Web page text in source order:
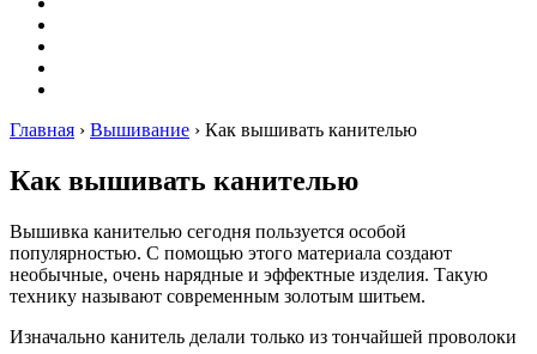
Главная › Вышивание › Как вышивать канителью
Как вышивать канителью
Вышивка канителью сегодня пользуется особой
популярностью. С помощью этого материала создают
необычные, очень нарядные и эффектные изделия. Такую
технику называют современным золотым шитьем.
Изначально канитель делали только из тончайшей проволоки